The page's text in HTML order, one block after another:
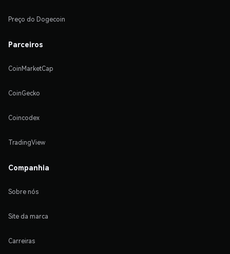
Preço do Dogecoin
Parceiros
CoinMarketCap
CoinGecko
Coincodex
TradingView
Companhia
Sobre nós
Site da marca
Carreiras